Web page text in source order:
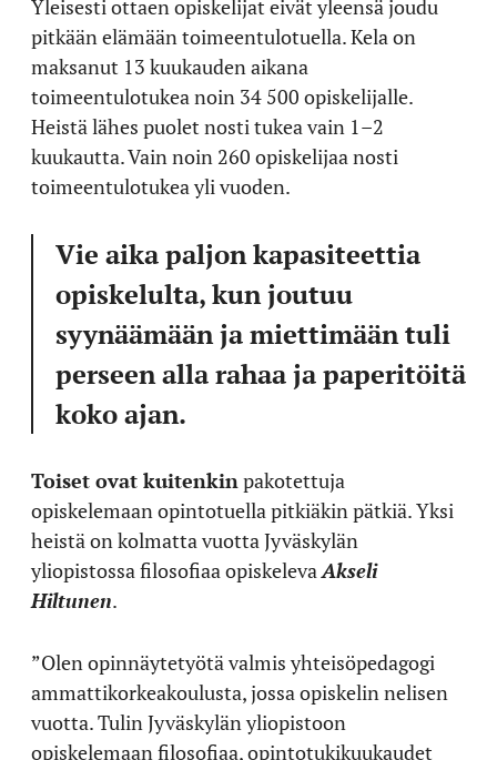
Yleisesti ottaen opiskelijat eivät yleensä joudu
pitkään elämään toimeentulotuella. Kela on
maksanut 13 kuukauden aikana
toimeentulotukea noin 34 500 opiskelijalle.
Heistä lähes puolet nosti tukea vain 1–2
kuukautta. Vain noin 260 opiskelijaa nosti
toimeentulotukea yli vuoden.
Vie aika paljon kapasiteettia
opiskelulta, kun joutuu
syynäämään ja miettimään tuli
perseen alla rahaa ja paperitöitä
koko ajan.
Toiset ovat kuitenkinpakotettuja
opiskelemaan opintotuella pitkiäkin pätkiä. Yksi
heistä on kolmatta vuotta Jyväskylän
yliopistossa filosofiaa opiskelevaAkseli
Hiltunen.
”Olen opinnäytetyötä valmis yhteisöpedagogi
ammattikorkeakoulusta, jossa opiskelin nelisen
vuotta. Tulin Jyväskylän yliopistoon
opiskelemaan filosofiaa, opintotukikuukaudet